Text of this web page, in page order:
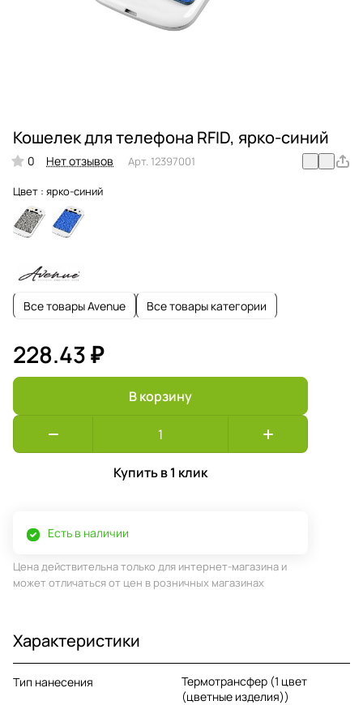
Кошелек для телефона RFID, ярко-синий
0 Нет отзывов Арт. 12397001
Цвет : ярко-синий
Все товары Avenue Все товары категории
228.43 ₽
В корзину
Купить в 1 клик
Есть в наличии
Цена действительна только для интернет-магазина и
может отличаться от цен в розничных магазинах
Характеристики
Тип нанесения
Термотрансфер (1 цвет
(цветные изделия))